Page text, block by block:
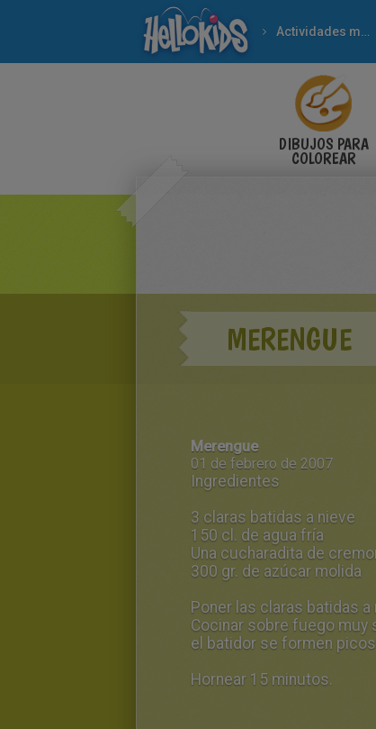
Actividades manuales
DIBUJOS PARA
COLOREAR
MERENGUE
Merengue
01 de febrero de 2007
Ingredientes
3 claras batidas a nieve
150 cl. de agua fría
Una cucharadita de
300 gr. de azúcar molida
Poner las claras batidas
Cocinar sobre fuego muy
el batidor se formen
Hornear 15 minutos.